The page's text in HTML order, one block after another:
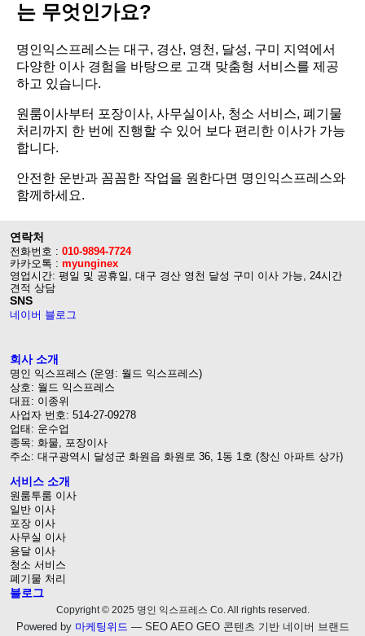
는 무엇인가요?
명인익스프레스는 대구, 경산, 영천, 달성, 구미 지역에서
다양한 이사 경험을 바탕으로 고객 맞춤형 서비스를 제공
하고 있습니다.
원룸이사부터 포장이사, 사무실이사, 청소 서비스, 폐기물
처리까지 한 번에 진행할 수 있어 보다 편리한 이사가 가능
합니다.
안전한 운반과 꼼꼼한 작업을 원한다면 명인익스프레스와
함께하세요.
연락처
전화번호 : 010-9894-7724
카카오톡 : myunginex
영업시간: 평일 및 공휴일, 대구 경산 영천 달성 구미 이사 가능, 24시간
견적 상담
SNS
네이버 블로그
회사 소개
명인 익스프레스 (운영: 월드 익스프레스)
상호: 월드 익스프레스
대표: 이종위
사업자 번호: 514-27-09278
업태: 운수업
종목: 화물, 포장이사
주소: 대구광역시 달성군 화원읍 화원로 36, 1동 1호 (창신 아파트 상가)
서비스 소개
원룸투룸 이사
일반 이사
포장 이사
사무실 이사
용달 이사
청소 서비스
폐기물 처리
블로그
Copyright © 2025 명인 익스프레스 Co. All rights reserved.
Powered by 마케팅위드 — SEO AEO GEO 콘텐츠 기반 네이버 브랜드